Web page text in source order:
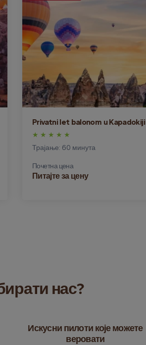
Privatni let balonom u Kapadokiji
Трајање: 60 минута
Почетна цена
Питајте за цену
нас?
Искусни пилоти које можете
веровати